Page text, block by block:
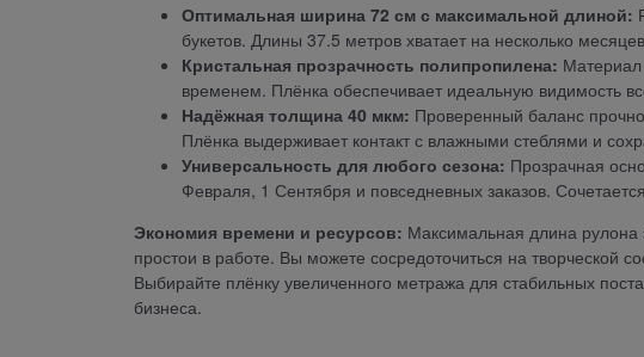
Оптимальная ширина 72 см с максимальной длиной:
букетов. Длины 37.5 метров хватает на несколько
Кристальная прозрачность полипропилена: Материал
временем. Плёнка обеспечивает идеальную видимость
Надёжная толщина 40 мкм: Проверенный баланс
Плёнка выдерживает контакт с влажными стеблями и
Универсальность для любого сезона: Прозрачная
Февраля, 1 Сентября и повседневных заказов.
Экономия времени и ресурсов: Максимальная длина рулона
простои в работе. Вы можете сосредоточиться на творческой
Выбирайте плёнку увеличенного метража для стабильных
бизнеса.